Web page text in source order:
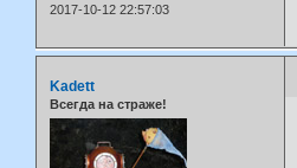
2017-10-12 22:57:03
Kadett
Всегда на страже!